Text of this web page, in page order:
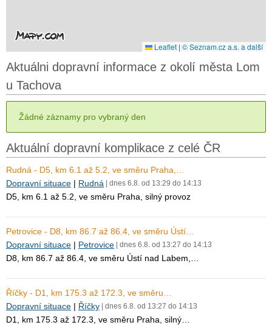
Leaflet | © Seznam.cz a.s. a další
Aktuálni dopravní informace z okolí města Lom
u Tachova
Žádné záznamy pro vybraný den
Aktuální dopravní komplikace z celé ČR
Rudná - D5, km 6.1 až 5.2, ve směru Praha,…
Dopravní situace | Rudná | dnes 6.8. od 13:29 do 14:13
D5, km 6.1 až 5.2, ve směru Praha, silný provoz
Petrovice - D8, km 86.7 až 86.4, ve směru Ústí…
Dopravní situace | Petrovice | dnes 6.8. od 13:27 do 14:13
D8, km 86.7 až 86.4, ve směru Ústí nad Labem,…
Říčky - D1, km 175.3 až 172.3, ve směru…
Dopravní situace | Říčky | dnes 6.8. od 13:27 do 14:13
D1, km 175.3 až 172.3, ve směru Praha, silný…